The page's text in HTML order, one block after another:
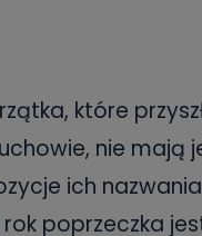
które
nie mają
ich
rok poprzeczka